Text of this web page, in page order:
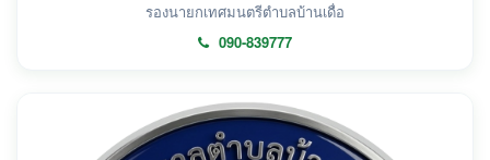
รองนายกเทศมนตรีตำบลบ้านเดื่อ
090-839777